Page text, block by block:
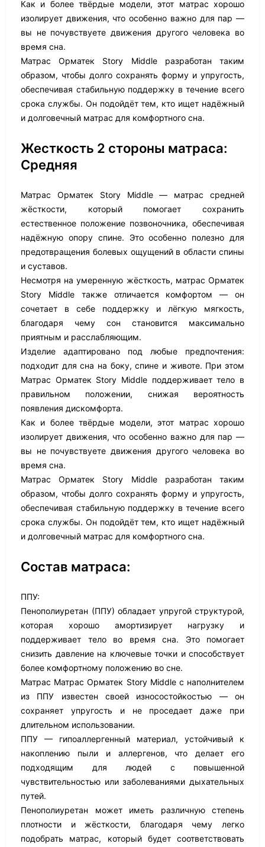
Как и более твёрдые модели, этот матрас хорошо
изолирует движения, что особенно важно для пар —
вы не почувствуете движения другого человека во
время сна.
Матрас Орматек Story Middle разработан таким
образом, чтобы долго сохранять форму и упругость,
обеспечивая стабильную поддержку в течение всего
срока службы. Он подойдёт тем, кто ищет надёжный
и долговечный матрас для комфортного сна.
Жесткость 2 стороны матраса:
Средняя
Матрас Орматек Story Middle — матрас средней
жёсткости, который помогает сохранить
естественное положение позвоночника, обеспечивая
надёжную опору спине. Это особенно полезно для
предотвращения болевых ощущений в области спины
и суставов.
Несмотря на умеренную жёсткость, матрас Орматек
Story Middle также отличается комфортом — он
сочетает в себе поддержку и лёгкую мягкость,
благодаря чему сон становится максимально
приятным и расслабляющим.
Изделие адаптировано под любые предпочтения:
подходит для сна на боку, спине и животе. При этом
Матрас Орматек Story Middle поддерживает тело в
правильном положении, снижая вероятность
появления дискомфорта.
Как и более твёрдые модели, этот матрас хорошо
изолирует движения, что особенно важно для пар —
вы не почувствуете движения другого человека во
время сна.
Матрас Орматек Story Middle разработан таким
образом, чтобы долго сохранять форму и упругость,
обеспечивая стабильную поддержку в течение всего
срока службы. Он подойдёт тем, кто ищет надёжный
и долговечный матрас для комфортного сна.
Состав матраса:
ППУ:
Пенополиуретан (ППУ) обладает упругой структурой,
которая хорошо амортизирует нагрузку и
поддерживает тело во время сна. Это помогает
снизить давление на ключевые точки и способствует
более комфортному положению во сне.
Матрас Матрас Орматек Story Middle с наполнителем
из ППУ известен своей износостойкостью — он
сохраняет упругость и не проседает даже при
длительном использовании.
ППУ — гипоаллергенный материал, устойчивый к
накоплению пыли и аллергенов, что делает его
подходящим для людей с повышенной
чувствительностью или заболеваниями дыхательных
путей.
Пенополиуретан может иметь различную степень
плотности и жёсткости, благодаря чему легко
подобрать матрас, который будет соответствовать